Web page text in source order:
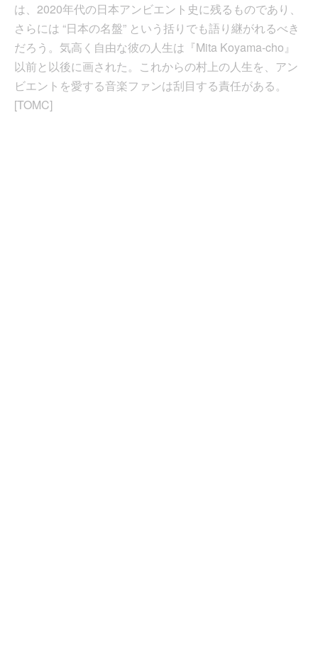
は、2020年代の日本アンビエント史に残るものであり、
さらには “日本の名盤” という括りでも語り継がれるべき
だろう。気高く自由な彼の人生は『Mita Koyama-cho』
以前と以後に画された。これからの村上の人生を、アン
ビエントを愛する音楽ファンは刮目する責任がある。
[TOMC]